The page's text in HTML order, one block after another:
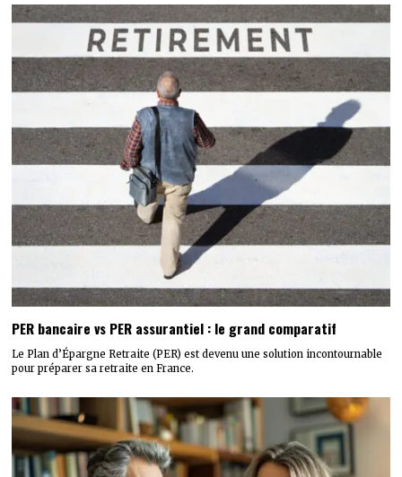
PER bancaire vs PER assurantiel : le grand comparatif
Le Plan d’Épargne Retraite (PER) est devenu une solution incontournable
pour préparer sa retraite en France.